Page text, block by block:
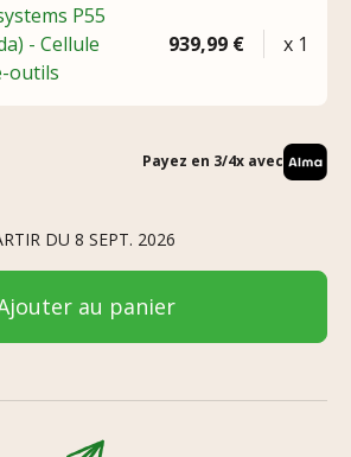
P55
- Cellule
outils
939,99 € x 1
Payez en 3/4x avec
DU 8 SEPT. 2026
au panier